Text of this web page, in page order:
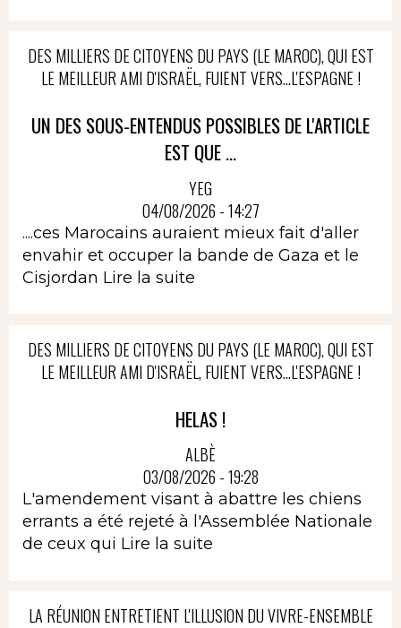
DES MILLIERS DE CITOYENS DU PAYS (LE MAROC), QUI EST
LE MEILLEUR AMI D'ISRAËL, FUIENT VERS...L'ESPAGNE !
UN DES SOUS-ENTENDUS POSSIBLES DE L'ARTICLE
EST QUE ...
YEG
04/08/2026 - 14:27
....ces Marocains auraient mieux fait d'aller
envahir et occuper la bande de Gaza et le
Cisjordan Lire la suite
DES MILLIERS DE CITOYENS DU PAYS (LE MAROC), QUI EST
LE MEILLEUR AMI D'ISRAËL, FUIENT VERS...L'ESPAGNE !
HELAS !
ALBÈ
03/08/2026 - 19:28
L'amendement visant à abattre les chiens
errants a été rejeté à l'Assemblée Nationale
de ceux qui Lire la suite
LA RÉUNION ENTRETIENT L'ILLUSION DU VIVRE-ENSEMBLE